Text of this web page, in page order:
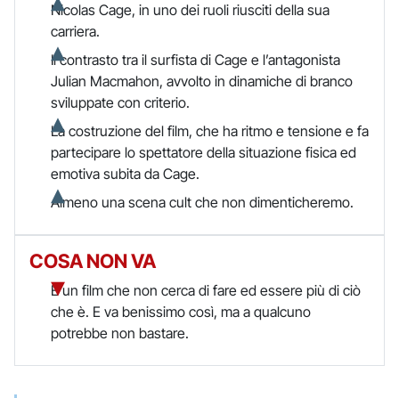
Nicolas Cage, in uno dei ruoli riusciti della sua
carriera.
Il contrasto tra il surfista di Cage e l’antagonista
Julian Macmahon, avvolto in dinamiche di branco
sviluppate con criterio.
La costruzione del film, che ha ritmo e tensione e fa
partecipare lo spettatore della situazione fisica ed
emotiva subita da Cage.
Almeno una scena cult che non dimenticheremo.
COSA NON VA
È un film che non cerca di fare ed essere più di ciò
che è. E va benissimo così, ma a qualcuno
potrebbe non bastare.